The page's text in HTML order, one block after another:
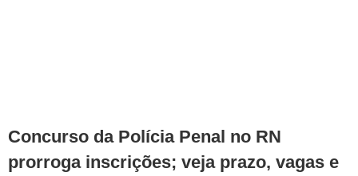
Concurso da Polícia Penal no RN
prorroga inscrições; veja prazo, vagas e